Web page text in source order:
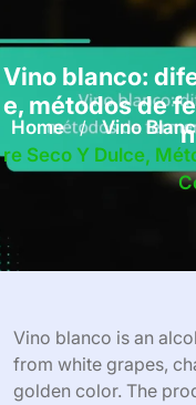
Vino blanco:
e, métodos de
Home / Vino
Re Seco Y Dulce,
Vino blanco is an
from white grapes,
golden color. The